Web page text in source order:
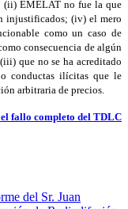
(ii) EMELAT no fue la que
injustificados; (iv) el mero
como un caso de
consecuencia de algún
que no se ha acreditado
conductas ilícitas que le
arbitraria de precios.
fallo completo del TDLC
del Sr. Juan